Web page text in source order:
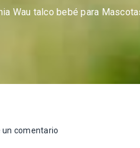
Wau talco bebé para
un comentario